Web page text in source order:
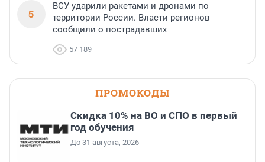
5
ВСУ ударили ракетами и дронами по
территории России. Власти регионов
сообщили о пострадавших
57 189
ПРОМОКОДЫ
Скидка 10% на ВО и СПО в первый
год обучения
До 31 августа, 2026